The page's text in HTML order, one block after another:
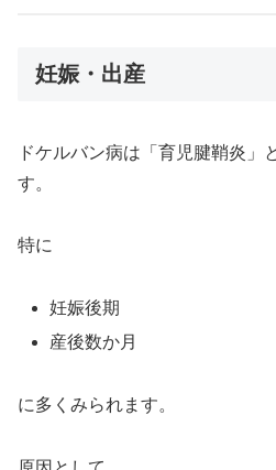
妊娠・出産
ドケルバン病は「育児腱鞘炎」
す。
特に
妊娠後期
産後数か月
に多くみられます。